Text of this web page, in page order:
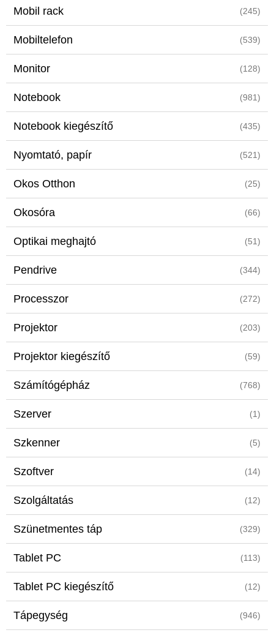
Mobil rack (245)
Mobiltelefon (539)
Monitor (128)
Notebook (981)
Notebook kiegészítő (435)
Nyomtató, papír (521)
Okos Otthon (25)
Okosóra (66)
Optikai meghajtó (51)
Pendrive (344)
Processzor (272)
Projektor (203)
Projektor kiegészítő (59)
Számítógépház (768)
Szerver (1)
Szkenner (5)
Szoftver (14)
Szolgáltatás (12)
Szünetmentes táp (329)
Tablet PC (113)
Tablet PC kiegészítő (12)
Tápegység (946)